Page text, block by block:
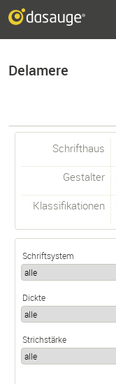
Delamere
Schrifthaus
Gestalter
Klassifikationen
Schriftsystem
Dickte
Strichstärke